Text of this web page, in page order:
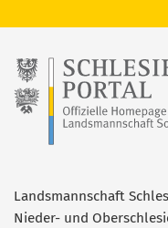
Landsmannschaft
Nieder- und